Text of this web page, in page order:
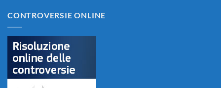
CONTROVERSIE ONLINE